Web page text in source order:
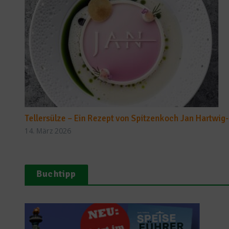
Tellersülze – Ein Rezept von Spitzenkoch Jan Hartwig-
14. März 2026
Buchtipp